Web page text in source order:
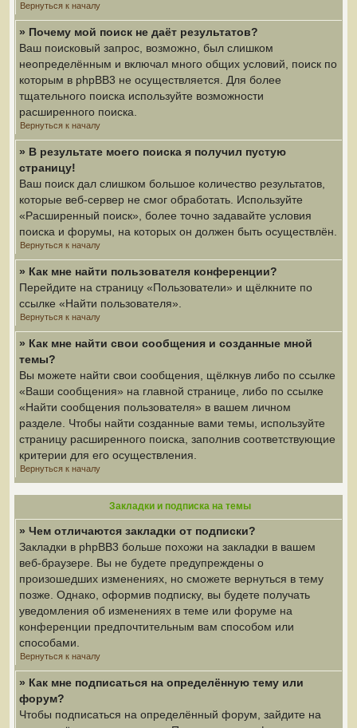
Вернуться к началу
» Почему мой поиск не даёт результатов?
Ваш поисковый запрос, возможно, был слишком
неопределённым и включал много общих условий, поиск по
которым в phpBB3 не осуществляется. Для более
тщательного поиска используйте возможности
расширенного поиска.
Вернуться к началу
» В результате моего поиска я получил пустую
страницу!
Ваш поиск дал слишком большое количество результатов,
которые веб-сервер не смог обработать. Используйте
«Расширенный поиск», более точно задавайте условия
поиска и форумы, на которых он должен быть осуществлён.
Вернуться к началу
» Как мне найти пользователя конференции?
Перейдите на страницу «Пользователи» и щёлкните по
ссылке «Найти пользователя».
Вернуться к началу
» Как мне найти свои сообщения и созданные мной
темы?
Вы можете найти свои сообщения, щёлкнув либо по ссылке
«Ваши сообщения» на главной странице, либо по ссылке
«Найти сообщения пользователя» в вашем личном
разделе. Чтобы найти созданные вами темы, используйте
страницу расширенного поиска, заполнив соответствующие
критерии для его осуществления.
Вернуться к началу
Закладки и подписка на темы
» Чем отличаются закладки от подписки?
Закладки в phpBB3 больше похожи на закладки в вашем
веб-браузере. Вы не будете предупреждены о
произошедших изменениях, но сможете вернуться в тему
позже. Однако, оформив подписку, вы будете получать
уведомления об изменениях в теме или форуме на
конференции предпочтительным вам способом или
способами.
Вернуться к началу
» Как мне подписаться на определённую тему или
форум?
Чтобы подписаться на определённый форум, зайдите на